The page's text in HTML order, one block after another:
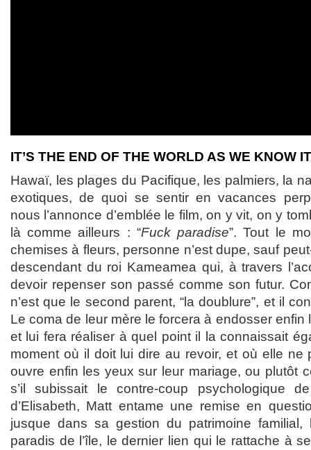
IT’S THE END OF THE WORLD AS WE KNOW IT
Hawaï, les plages du Pacifique, les palmiers, la
exotiques, de quoi se sentir en vacances
nous l’annonce d’emblée le film, on y vit, on y
là comme ailleurs : “Fuck paradise”. Tout le
chemises à fleurs, personne n’est dupe, sauf
descendant du roi Kameamea qui, à travers
devoir repenser son passé comme son futur.
n’est que le second parent, “la doublure”, et il
Le coma de leur mère le forcera à endosser enfin
et lui fera réaliser à quel point il la connaissait
moment où il doit lui dire au revoir, et où elle ne
ouvre enfin les yeux sur leur mariage, ou plutôt
s’il subissait le contre-coup psychologique
d’Elisabeth, Matt entame une remise en
jusque dans sa gestion du patrimoine
paradis de l’île, le dernier lien qui le rattache à